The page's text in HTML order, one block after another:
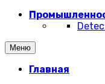
Меню
Главная